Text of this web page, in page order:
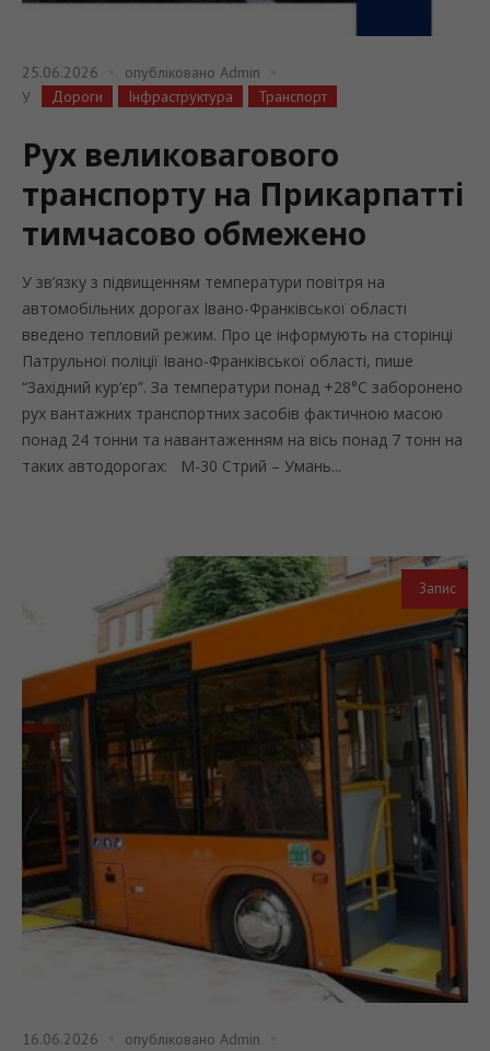
25.06.2026 опубліковано Admin
У
Дороги Інфраструктура Транспорт
Рух великовагового
транспорту на Прикарпатті
тимчасово обмежено
У зв’язку з підвищенням температури повітря на
автомобільних дорогах Івано-Франківської області
введено тепловий режим. Про це інформують на сторінці
Патрульної поліції Івано-Франківської області, пише
“Західний кур’єр”. За температури понад +28°C заборонено
рух вантажних транспортних засобів фактичною масою
понад 24 тонни та навантаженням на вісь понад 7 тонн на
таких автодорогах: М-30 Стрий – Умань...
Запис
16.06.2026 опубліковано Admin